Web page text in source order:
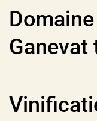
Ganevat